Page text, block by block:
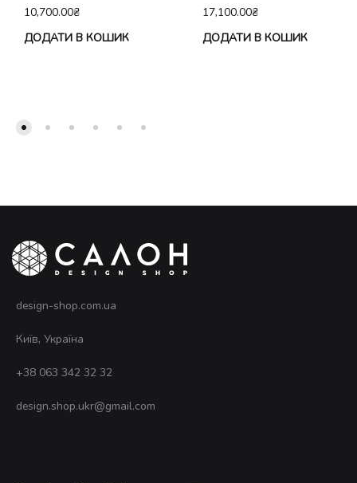
10,700.00₴
ДОДАТИ В КОШИК
17,100.00₴
ДОДАТИ В КОШИК
design-shop.com.ua
Київ, Україна
+38 063 342 32 32
design.shop.ukr@gmail.com